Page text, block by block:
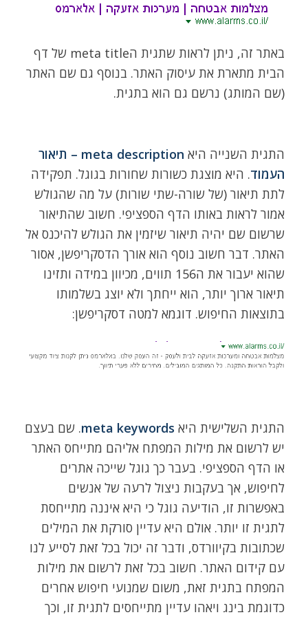
באתר זה, ניתן לראות שתגית הmeta title של דף
הבית מתארת את עיסוק האתר. בנוסף גם שם האתר
(שם המותג) נרשם גם הוא בתגית.
התגית השנייה היא
meta description – תיאור
העמוד. היא מוצגת כשורות שחורות בגוגל. תפקידה
לתת תיאור (של שורה-שתי שורות) על מה שהגולש
אמור לראות באותו הדף הספציפי. חשוב שהתיאור
שרשום שם יהיה תיאור שיזמין את הגולש להיכנס אל
האתר. דבר חשוב נוסף הוא אורך הדסקריפשן, אסור
שהוא יעבור את ה156 תווים, מכיוון במידה ותזינו
תיאור ארוך יותר, הוא ייחתך ולא יוצג בשלמותו
בתוצאות החיפוש. דוגמא למטה דסקריפשן:
התגית השלישית היא meta keywords. שם בעצם
יש לרשום את מילות המפתח אליהם מתייחס האתר
או הדף הספציפי. בעבר כך גוגל שייכה אתרים
לחיפוש, אך בעקבות ניצול לרעה של אנשים
באפשרות זו, הודיעה גוגל כי היא איננה מתייחסת
לתגית זו יותר. אולם היא עדיין סורקת את המילים
שכתובות בקיוורדס, ודבר זה יכול בכל זאת לסייע לנו
עם קידום האתר. חשוב בכל זאת לרשום את מילות
המפתח בתגית זאת, משום שמנועי חיפוש אחרים
כדוגמת בינג ויאהו עדיין מתייחסים לתגית זו, וכך